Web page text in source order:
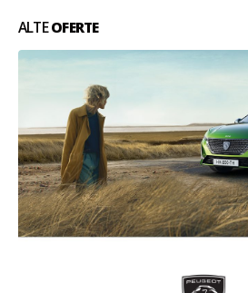
ALTEOFERTE